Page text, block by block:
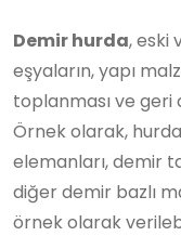
Demir hurda, eski
eşyaların, yapı
toplanması ve geri
Örnek olarak,
elemanları, demir
diğer demir bazlı
örnek olarak